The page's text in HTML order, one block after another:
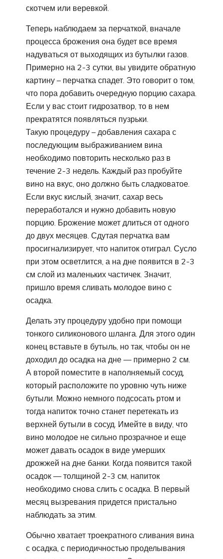
скотчем или веревкой.
Теперь наблюдаем за перчаткой, вначале
процесса брожения она будет все время
надуваться от выходящих из бутылки газов.
Примерно на 2-3 сутки, вы увидите обратную
картину – перчатка спадет. Это говорит о том,
что пора добавить очередную порцию сахара.
Если у вас стоит гидрозатвор, то в нем
прекратятся появляться пузрьки.
Такую процедуру – добавления сахара с
последующим выбраживанием вина
необходимо повторить несколько раз в
течение 2-3 недель. Каждый раз пробуйте
вино на вкус, оно должно быть сладковатое.
Если вкус кислый, значит, сахар весь
переработался и нужно добавить новую
порцию. Брожение может длиться от одного
до двух месяцев. Сдутая перчатка вам
просигнализирует, что напиток отиграл. Сусло
при этом осветлится, а на дне появится в 2-3
см слой из маленьких частичек. Значит,
пришло время сливать молодое вино с
осадка.
Делать эту процедуру удобно при помощи
тонкого силиконового шланга. Для этого один
конец вставьте в бутыль, но так, чтобы он не
доходил до осадка на дне — примерно 2 см.
А второй поместите в наполняемый сосуд,
который расположите по уровню чуть ниже
бутыли. Можно немного подсосать ртом и
тогда напиток точно станет перетекать из
верхней бутыли в сосуд. Имейте в виду, что
вино молодое не сильно прозрачное и еще
может давать осадок в виде умерших
дрожжей на дне банки. Когда появится такой
осадок — толщиной 2-3 см, напиток
необходимо снова слить с осадка. В первый
месяц вызревания придется пристально
наблюдать за этим.
Обычно хватает троекратного сливания вина
с осадка, с периодичностью проделывания